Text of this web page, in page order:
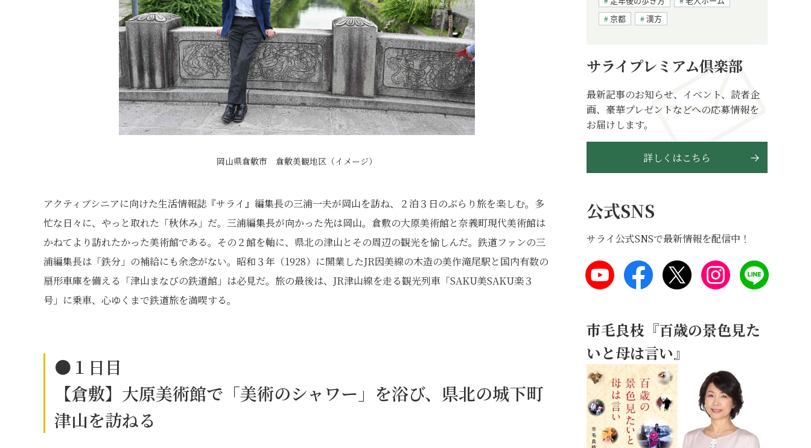
岡山県倉敷市 倉敷美観地区（イメージ）
アクティブシニアに向けた生活情報誌『サライ』編集長の三浦一夫が岡山を訪ね、２泊３日のぶらり旅を楽しむ。多
忙な日々に、やっと取れた「秋休み」だ。三浦編集長が向かった先は岡山。倉敷の大原美術館と奈義町現代美術館は
かねてより訪れたかった美術館である。その２館を軸に、県北の津山とその周辺の観光を愉しんだ。鉄道ファンの三
浦編集長は「鉄分」の補給にも余念がない。昭和３年（1928）に開業したJR因美線の木造の美作滝尾駅と国内有数の
扇形車庫を備える「津山まなびの鉄道館」は必見だ。旅の最後は、JR津山線を走る観光列車「SAKU美SAKU楽３
号」に乗車、心ゆくまで鉄道旅を満喫する。
●１日目
【倉敷】大原美術館で「美術のシャワー」を浴び、県北の城下町
津山を訪ねる
京都
漢方
サライプレミアム倶楽部
最新記事のお知らせ、イベント、読者企
画、豪華プレゼントなどへの応募情報を
お届けします。
詳しくはこちら
公式SNS
サライ公式SNSで最新情報を配信中！
市毛良枝『百歳の景色見た
いと母は言い』